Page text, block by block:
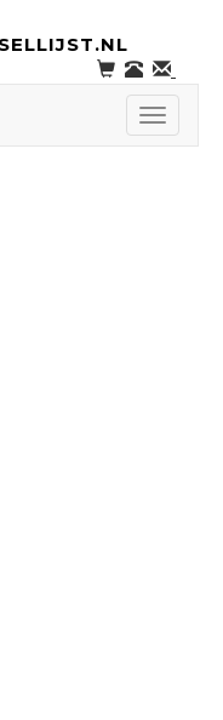
Toggle